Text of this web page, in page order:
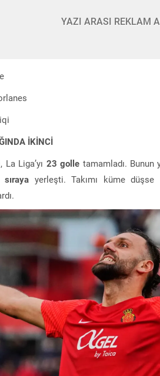
YAZI ARASI REKLAM
İKİNCİ
Liga’yı 23 golle tamamladı. Bunun
yerleşti. Takımı küme